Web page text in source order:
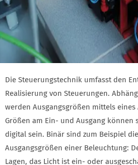
Die Steuerungstechnik umfasst den
Realisierung von Steuerungen.
werden Ausgangsgrößen mittels
Größen am Ein- und Ausgang können
digital sein. Binär sind zum Beispiel
Ausgangsgrößen einer Beleuchtung:
Lagen, das Licht ist ein- oder